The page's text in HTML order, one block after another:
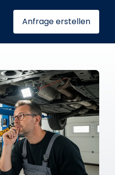
Anfrage erstellen